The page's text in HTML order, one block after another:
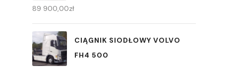
89 900,00zł
CIĄGNIK SIODŁOWY VOLVO
FH4 500